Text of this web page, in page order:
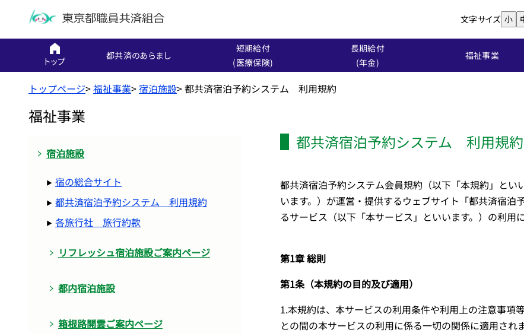
文字サイズ 小
トップ 都共済のあらまし
短期給付
(医療保険)
長期給付
(年金)
福祉事業
トップページ>福祉事業>宿泊施設>都共済宿泊予約システム 利用規約
福祉事業
宿泊施設
宿の総合サイト
都共済宿泊予約システム 利用規約
各旅行社 旅行約款
リフレッシュ宿泊施設ご案内ページ
都内宿泊施設
箱根路開雲ご案内ページ
都共済宿泊予約システム 利用規約
都共済宿泊予約システム会員規約（以下「本規約」と
います。）が運営・提供するウェブサイト「都共済宿
るサービス（以下「本サービス」といいます。）の利用
第1章 総則
第1条（本規約の目的及び適用）
1.本規約は、本サービスの利用条件や利用上の注意事項
との間の本サービスの利用に係る一切の関係に適用されま